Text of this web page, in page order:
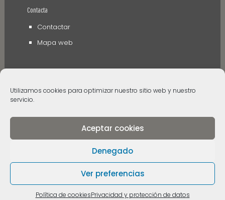
Utilizamos cookies para optimizar nuestro sitio web y nuestro
servicio.
Aceptar cookies
Denegado
Ver preferencias
Política de cookiesPrivacidad y protección de datos
Contacta
Contactar
Mapa web
© 2006 - 2024 Museos de Tenerife. Todos los
derechos reservados